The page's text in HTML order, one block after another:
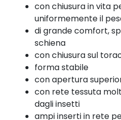
con chiusura in vita
uniformemente il
di grande comfort,
schiena
con chiusura sul
forma stabile
con apertura
con rete tessuta
dagli insetti
ampi inserti in rete